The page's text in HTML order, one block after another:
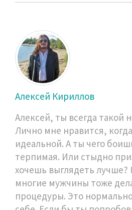
Алексей Кириллов
Алексей, ты всегда такой
Лично мне нравится,
идеальной. А ты чего
терпимая. Или стыдно
хочешь выглядеть лучше?
многие мужчины тоже
процедуры. Это